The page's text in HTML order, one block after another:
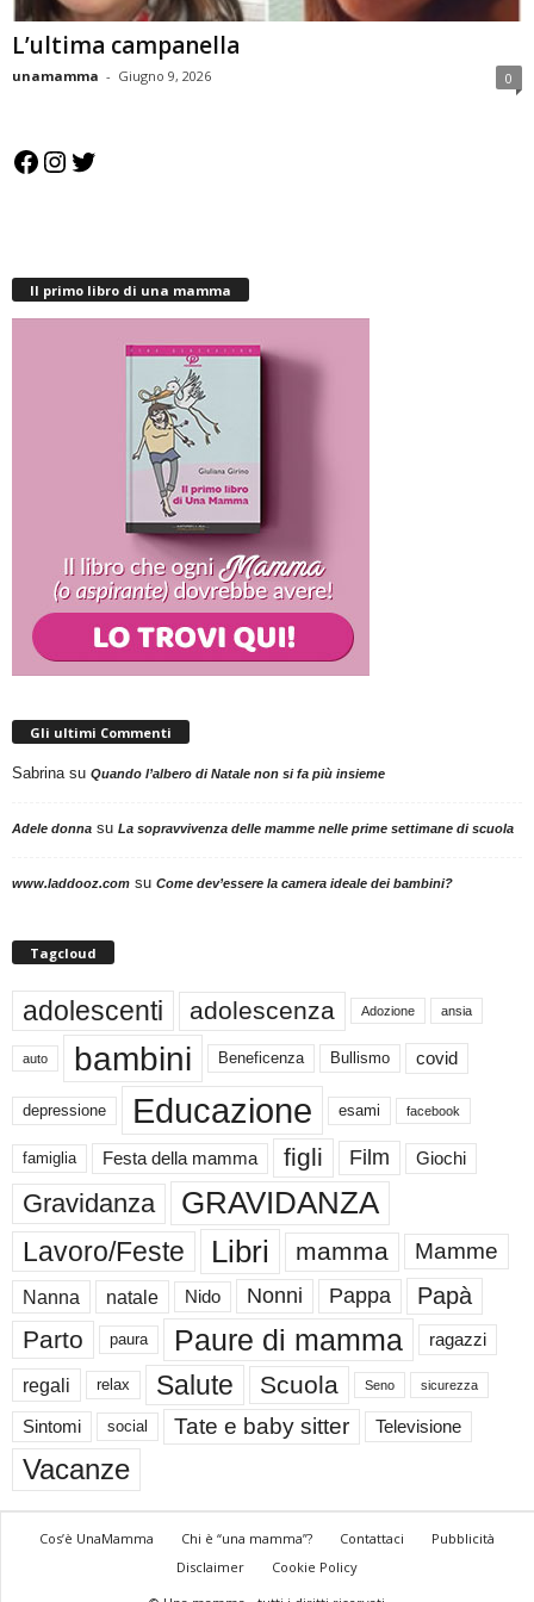
L’ultima campanella
unamamma - Giugno 9, 2026 0
Facebook Instagram Twitter
Il primo libro di una mamma
Gli ultimi Commenti
Sabrinasu Quando l’albero di Natale non si fa più insieme
Adele donna su La sopravvivenza delle mamme nelle prime settimane di scuola
www.laddooz.com su Come dev’essere la camera ideale dei bambini?
Tagcloud
adolescenti adolescenza Adozione ansia
auto bambini Beneficenza Bullismo covid
depressione Educazione esami facebook
famiglia Festa della mamma figli Film Giochi
Gravidanza GRAVIDANZA
Lavoro/Feste Libri mamma Mamme
Nanna natale Nido Nonni Pappa Papà
Parto paura Paure di mamma ragazzi
regali relax Salute Scuola Seno sicurezza
Sintomi social Tate e baby sitter Televisione
Vacanze
Cos’è UnaMamma Chi è “una mamma”? Contattaci
Pubblicità
Disclaimer
Cookie Policy